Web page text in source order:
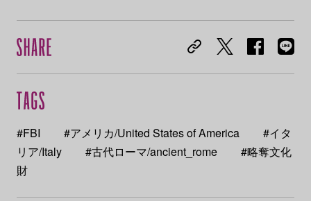
#FBI #アメリカ/United States of America
#イタ
リア/Italy
#古代ローマ/ancient_rome
#略奪文化
財